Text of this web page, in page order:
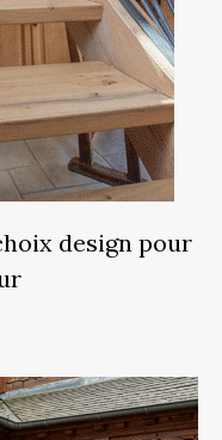
design pour